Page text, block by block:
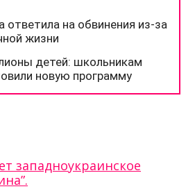
западноукраинское